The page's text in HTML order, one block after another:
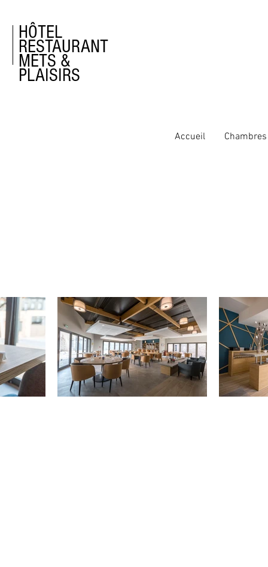
HÔTEL
RESTAURANT
METS &
PLAISIRS
Accueil Chambres